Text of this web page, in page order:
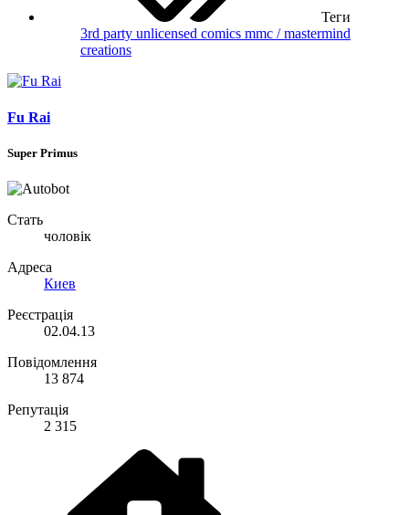
Теги
3rd party unlicensed comics mmc / mastermind
creations
Fu Rai
Super Primus
Стать
чоловік
Адреса
Киев
Реєстрація
02.04.13
Повідомлення
13 874
Репутація
2 315